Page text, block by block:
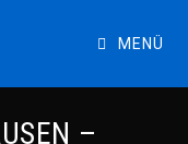
MENÜ
–